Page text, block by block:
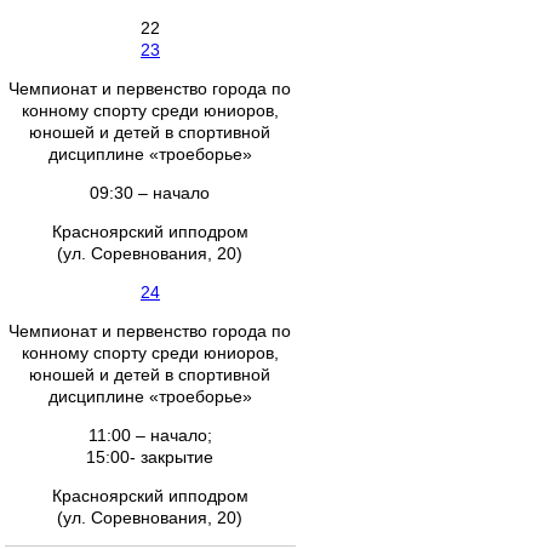
22
23
Чемпионат и первенство города по
конному спорту среди юниоров,
юношей и детей в спортивной
дисциплине «троеборье»
09:30 – начало
Красноярский ипподром
(ул. Соревнования, 20)
24
Чемпионат и первенство города по
конному спорту среди юниоров,
юношей и детей в спортивной
дисциплине «троеборье»
11:00 – начало;
15:00- закрытие
Красноярский ипподром
(ул. Соревнования, 20)